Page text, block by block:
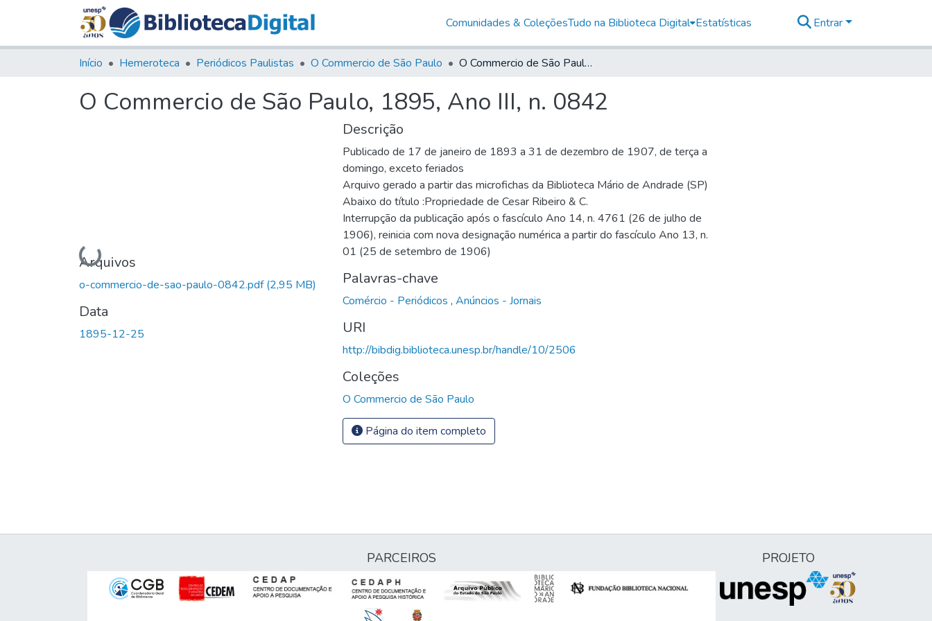
Comunidades & ColeçõesTudo na Biblioteca Digital Estatísticas Entrar
Início Hemeroteca Periódicos Paulistas O Commercio de São Paulo O Commercio de São Paulo, 1895, Ano III, n. 0842
O Commercio de São Paulo, 1895, Ano III, n. 0842
Carregando...
Arquivos
o-commercio-de-sao-paulo-0842.pdf(2,95 MB)
Data
1895-12-25
Descrição
Publicado de 17 de janeiro de 1893 a 31 de dezembro de 1907, de terça a
domingo, exceto feriados
Arquivo gerado a partir das microfichas da Biblioteca Mário de Andrade (SP)
Abaixo do título :Propriedade de Cesar Ribeiro & C.
Interrupção da publicação após o fascículo Ano 14, n. 4761 (26 de julho de
1906), reinicia com nova designação numérica a partir do fascículo Ano 13, n.
01 (25 de setembro de 1906)
Palavras-chave
Comércio - Periódicos , Anúncios - Jornais
URI
http://bibdig.biblioteca.unesp.br/handle/10/2506
Coleções
O Commercio de São Paulo
Página do item completo
PARCEIROS PROJETO